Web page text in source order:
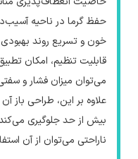
حفظ گرما در ناحیه
خون و تسریع روند
قابلیت تنظیم، امکان
می‌توان میزان فشار و سفتی
علاوه بر این، طراحی
بیش از حد جلوگیری
ناراحتی می‌توان از آن